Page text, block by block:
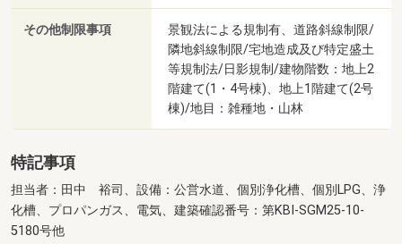
その他制限事項
景観法による規制有、道路斜線制限/
隣地斜線制限/宅地造成及び特定盛土
等規制法/日影規制/建物階数：地上2
階建て(1・4号棟)、地上1階建て(2号
棟)/地目：雑種地・山林
特記事項
担当者：田中 裕司、設備：公営水道、個別浄化槽、個別LPG、浄
化槽、プロパンガス、電気、建築確認番号：第KBI-SGM25-10-
5180号他